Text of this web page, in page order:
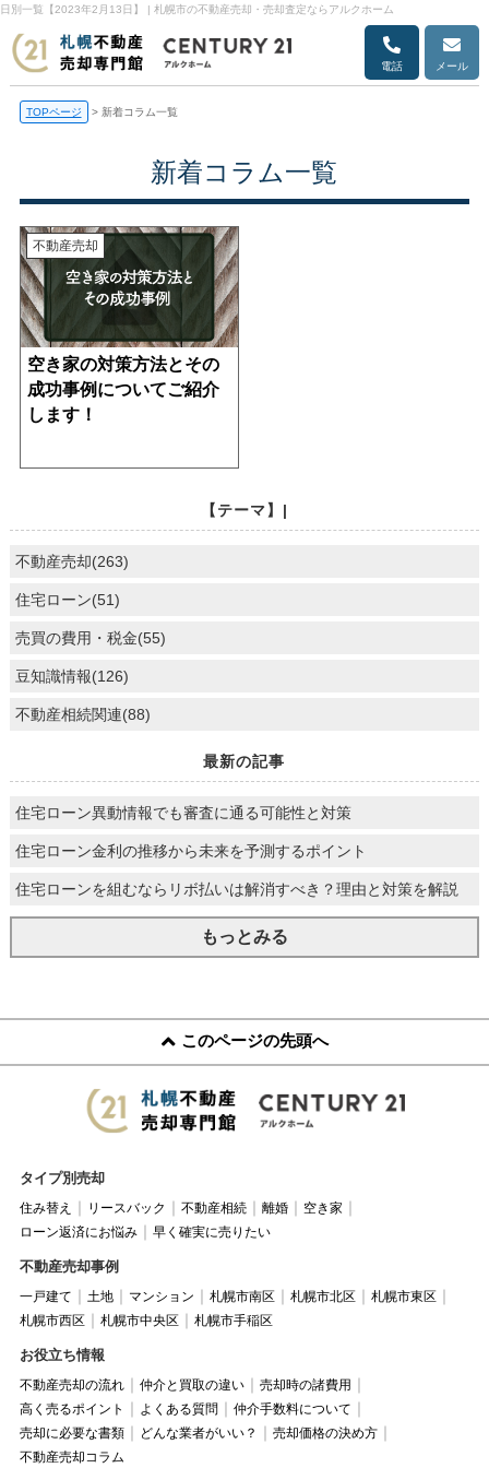
日別一覧【2023年2月13日】 | 札幌市の不動産売却・売却査定ならアルクホーム
電話 メール
TOPページ > 新着コラム一覧
新着コラム一覧
不動産売却
空き家の対策方法とその
成功事例についてご紹介
します！
【テーマ】|
不動産売却(263)
住宅ローン(51)
売買の費用・税金(55)
豆知識情報(126)
不動産相続関連(88)
最新の記事
住宅ローン異動情報でも審査に通る可能性と対策
住宅ローン金利の推移から未来を予測するポイント
住宅ローンを組むならリボ払いは解消すべき？理由と対策を解説
もっとみる
このページの先頭へ
タイプ別売却
住み替え リースバック 不動産相続 離婚
空き家
ローン返済にお悩み
早く確実に売りたい
不動産売却事例
一戸建て 土地 マンション 札幌市南区 札幌市北区
札幌市東区
札幌市西区
札幌市中央区 札幌市手稲区
お役立ち情報
不動産売却の流れ 仲介と買取の違い
売却時の諸費用
高く売るポイント
よくある質問
仲介手数料について
売却に必要な書類
どんな業者がいい？
売却価格の決め方
不動産売却コラム